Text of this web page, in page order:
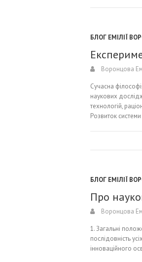
БЛОГ ЕМІЛІЇ
Воронцова
Сучасна
наукових
технологій,
Розвиток
БЛОГ ЕМІЛІЇ
Про
Воронцова
1. Загальні
послідовність
інноваційного